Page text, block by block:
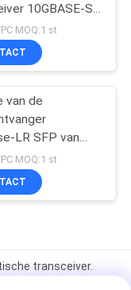
10GBASE-SR
MOQ:1 st
van de
LR SFP van
LR SFP de
MOQ:1 st
transceiver.